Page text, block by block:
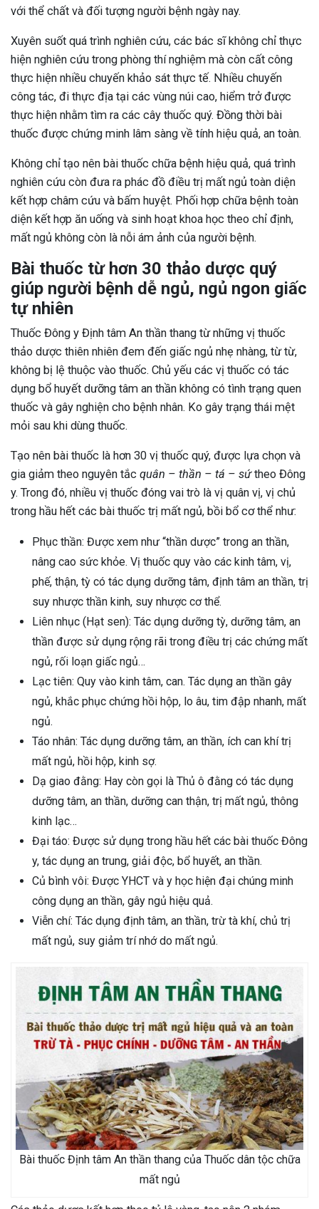
với thể chất và đối tượng người bệnh ngày nay.
Xuyên suốt quá trình nghiên cứu, các bác sĩ không chỉ thực
hiện nghiên cứu trong phòng thí nghiệm mà còn cất công
thực hiện nhiều chuyến khảo sát thực tế. Nhiều chuyến
công tác, đi thực địa tại các vùng núi cao, hiểm trở được
thực hiện nhằm tìm ra các cây thuốc quý. Đồng thời bài
thuốc được chứng minh lâm sàng về tính hiệu quả, an toàn.
Không chỉ tạo nên bài thuốc chữa bệnh hiệu quả, quá trình
nghiên cứu còn đưa ra phác đồ điều trị mất ngủ toàn diện
kết hợp châm cứu và bấm huyệt. Phối hợp chữa bệnh toàn
diện kết hợp ăn uống và sinh hoạt khoa học theo chỉ định,
mất ngủ không còn là nỗi ám ảnh của người bệnh.
Bài thuốc từ hơn 30 thảo dược quý
giúp người bệnh dễ ngủ, ngủ ngon giấc
tự nhiên
Thuốc Đông y Định tâm An thần thang từ những vị thuốc
thảo dược thiên nhiên đem đến giấc ngủ nhẹ nhàng, từ từ,
không bị lệ thuộc vào thuốc. Chủ yếu các vị thuốc có tác
dụng bổ huyết dưỡng tâm an thần không có tình trạng quen
thuốc và gây nghiện cho bệnh nhân. Ko gây trạng thái mệt
mỏi sau khi dùng thuốc.
Tạo nên bài thuốc là hơn 30 vị thuốc quý, được lựa chọn và
gia giảm theo nguyên tắc quân – thần – tá – sứtheo Đông
y. Trong đó, nhiều vị thuốc đóng vai trò là vị quân vị, vị chủ
trong hầu hết các bài thuốc trị mất ngủ, bồi bổ cơ thể như:
Phục thần: Được xem như “thần dược” trong an thần,
nâng cao sức khỏe. Vị thuốc quy vào các kinh tâm, vị,
phế, thận, tỳ có tác dụng dưỡng tâm, định tâm an thần, trị
suy nhược thần kinh, suy nhược cơ thể.
Liên nhục (Hạt sen): Tác dụng dưỡng tỳ, dưỡng tâm, an
thần được sử dụng rộng rãi trong điều trị các chứng mất
ngủ, rối loạn giấc ngủ…
Lạc tiên: Quy vào kinh tâm, can. Tác dụng an thần gây
ngủ, khắc phục chứng hồi hộp, lo âu, tim đập nhanh, mất
ngủ.
Táo nhân: Tác dụng dưỡng tâm, an thần, ích can khí trị
mất ngủ, hồi hộp, kinh sợ.
Dạ giao đằng: Hay còn gọi là Thủ ô đằng có tác dụng
dưỡng tâm, an thần, dưỡng can thận, trị mất ngủ, thông
kinh lạc…
Đại táo: Được sử dụng trong hầu hết các bài thuốc Đông
y, tác dụng an trung, giải độc, bổ huyết, an thần.
Củ bình vôi: Được YHCT và y học hiện đại chúng minh
công dụng an thần, gây ngủ hiệu quả.
Viễn chí: Tác dụng định tâm, an thần, trừ tà khí, chủ trị
mất ngủ, suy giảm trí nhớ do mất ngủ.
Bài thuốc Định tâm An thần thang của Thuốc dân tộc chữa
mất ngủ